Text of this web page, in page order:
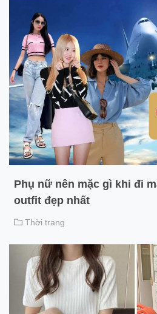
Phụ nữ nên mặc gì khi đi
outfit đẹp nhất
Thời trang